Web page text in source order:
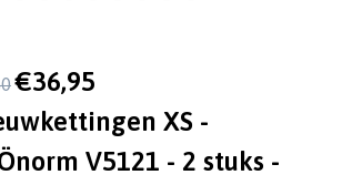
€36,95
XS -
V5121 - 2 stuks -